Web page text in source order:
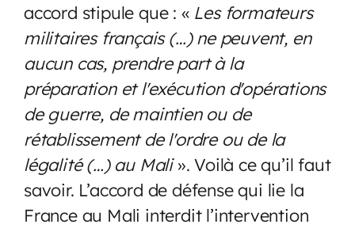
accord stipule que : « Les formateurs
militaires français (…) ne peuvent, en
aucun cas, prendre part à la
préparation et l'exécution d'opérations
de guerre, de maintien ou de
rétablissement de l'ordre ou de la
légalité (…) au Mali». Voilà ce qu’il faut
savoir. L’accord de défense qui lie la
France au Mali interdit l’intervention